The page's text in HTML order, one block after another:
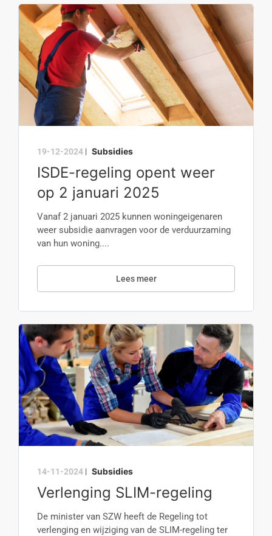
19-12-2024 | Subsidies
ISDE-regeling opent weer
op 2 januari 2025
Vanaf 2 januari 2025 kunnen woningeigenaren
weer subsidie aanvragen voor de verduurzaming
van hun woning....
Lees meer
14-11-2024 | Subsidies
Verlenging SLIM-regeling
De minister van SZW heeft de Regeling tot
verlenging en wijziging van de SLIM-regeling ter